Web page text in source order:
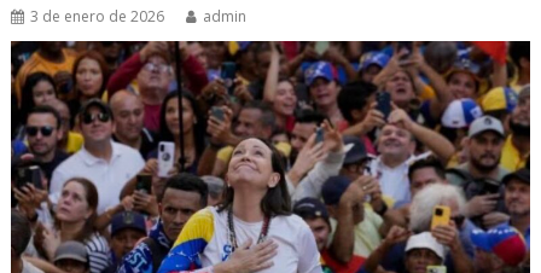
3 de enero de 2026 admin